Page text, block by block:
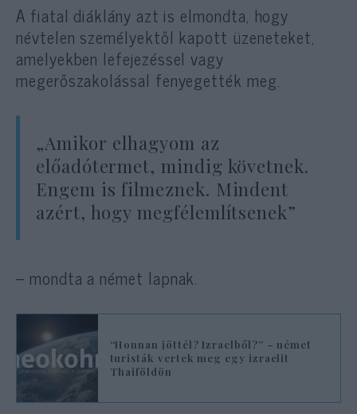
A fiatal diáklány azt is elmondta, hogy
névtelen személyektől kapott üzeneteket,
amelyekben lefejezéssel vagy
megerőszakolással fenyegették meg.
„Amikor elhagyom az
előadótermet, mindig követnek.
Engem is filmeznek. Mindent
azért, hogy megfélemlítsenek”
– mondta a német lapnak.
“Honnan jöttél? Izraelből?” – német
turisták vertek meg egy izraelit
Thaiföldön